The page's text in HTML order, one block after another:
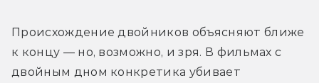
Происхождение двойников объясняют ближе
к концу — но, возможно, и зря. В фильмах с
двойным дном конкретика убивает